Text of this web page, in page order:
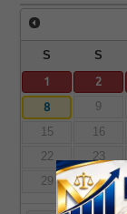
S S
1 2
8
9
15
16
22
23
29
30